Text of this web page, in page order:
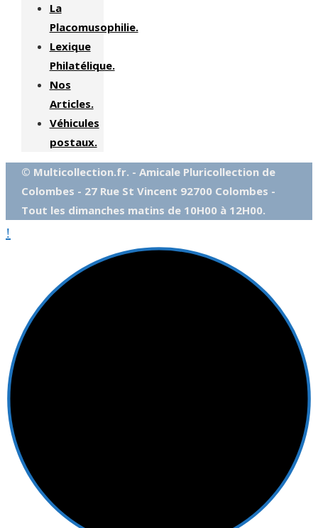
La
Placomusophilie.
Lexique
Philatélique.
Nos
Articles.
Véhicules
postaux.
© Multicollection.fr. - Amicale Pluricollection de
Colombes - 27 Rue St Vincent 92700 Colombes -
Tout les dimanches matins de 10H00 à 12H00.